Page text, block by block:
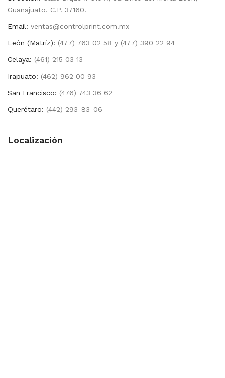
Guanajuato. C.P. 37160.
Email: ventas@controlprint.com.mx
León (Matríz): (477) 763 02 58 y (477) 390 22 94
Celaya: (461) 215 03 13
Irapuato: (462) 962 00 93
San Francisco: (476) 743 36 62
Querétaro: (442) 293-83-06
Localización